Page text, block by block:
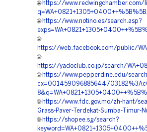
🌐 https://www.redwingchamber.com/
🌐 https://www.notino.es/search.asp?
🌐
https://web.facebook.com/public/
🌐
https://yadoclub.co.jp/search/
🌐 https://www.pepperdine.edu/
🌐 https://www.fdc.gov.mo/zh-hant/
Grass-Paver-Terdekat-Sumba-Timur-
🌐 https://shopee.sg/search?